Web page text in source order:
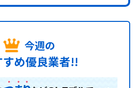
今週の
すめ優良業者!!